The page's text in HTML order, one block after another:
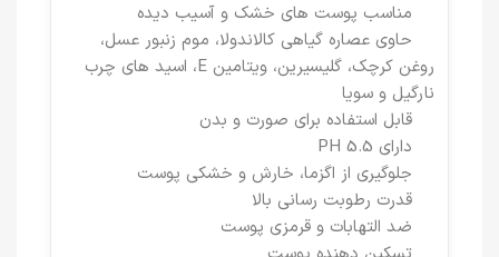
مناسب پوست های خشک و آسیب دیده
حاوی عصاره گیاهی کالاندولا، موم زنبور عسل،
روغن کرچک، گلیسیرین، ویتامین E، اسید های چرب
نارگیل و سویا
قابل استفاده برای صورت و بدن
دارای PH 5.5
جلوگیری از اگزما، خارش و خشکی پوست
قدرت رطوبت رسانی بالا
ضد التهابات و قرمزی پوست